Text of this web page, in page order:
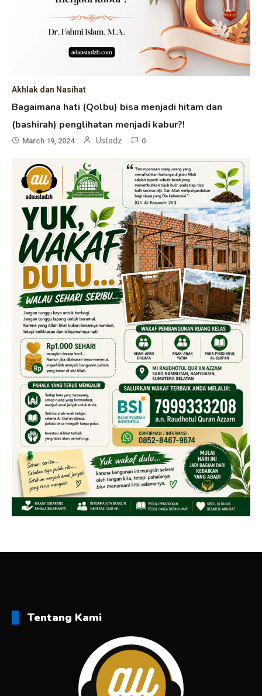
Akhlak dan Nasihat
Bagaimana hati (Qolbu) bisa menjadi hitam dan
(bashirah) penglihatan menjadi kabur?!
March 19, 2024 Ustadz 0
Tentang Kami